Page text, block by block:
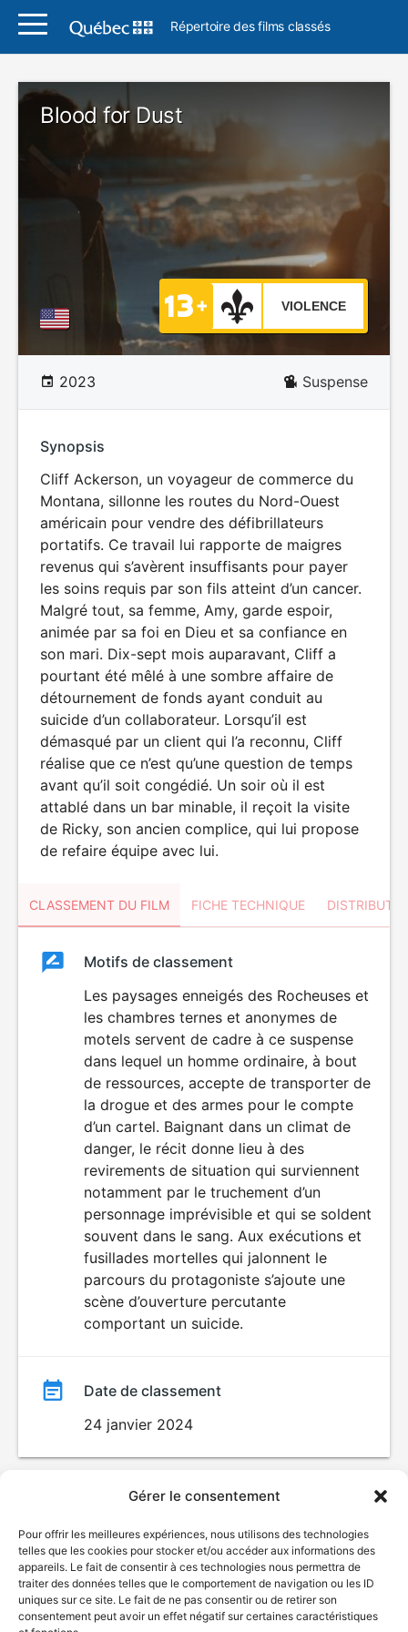
Gérer le consentement
Pour offrir les meilleures expériences, nous utilisons des technologies
telles que les cookies pour stocker et/ou accéder aux informations des
appareils. Le fait de consentir à ces technologies nous permettra de
traiter des données telles que le comportement de navigation ou les ID
uniques sur ce site. Le fait de ne pas consentir ou de retirer son
consentement peut avoir un effet négatif sur certaines caractéristiques
Répertoire des films classés
Blood for Dust
VIOLENCE
2023 Suspense
Synopsis
Cliff Ackerson, un voyageur de commerce du
Montana, sillonne les routes du Nord-Ouest
américain pour vendre des défibrillateurs
portatifs. Ce travail lui rapporte de maigres
revenus qui s’avèrent insuffisants pour payer
les soins requis par son fils atteint d’un cancer.
Malgré tout, sa femme, Amy, garde espoir,
animée par sa foi en Dieu et sa confiance en
son mari. Dix-sept mois auparavant, Cliff a
pourtant été mêlé à une sombre affaire de
détournement de fonds ayant conduit au
suicide d’un collaborateur. Lorsqu’il est
démasqué par un client qui l’a reconnu, Cliff
réalise que ce n’est qu’une question de temps
avant qu’il soit congédié. Un soir où il est
attablé dans un bar minable, il reçoit la visite
de Ricky, son ancien complice, qui lui propose
de refaire équipe avec lui.
CLASSEMENT DU FILM FICHE TECHNIQUE
ClassementClassement
VIOLENCE
Motifs de classement
Les paysages enneigés des Rocheuses et
les chambres ternes et anonymes de
motels servent de cadre à ce suspense
dans lequel un homme ordinaire, à bout
de ressources, accepte de transporter de
la drogue et des armes pour le compte
d’un cartel. Baignant dans un climat de
danger, le récit donne lieu à des
revirements de situation qui surviennent
notamment par le truchement d’un
personnage imprévisible et qui se soldent
souvent dans le sang. Aux exécutions et
fusillades mortelles qui jalonnent le
parcours du protagoniste s’ajoute une
scène d’ouverture percutante
comportant un suicide.
Date de classement
24 janvier 2024
© Gouvernement du Québec, 2026